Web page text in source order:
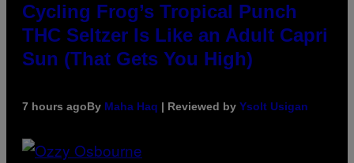
Cycling Frog’s Tropical Punch
THC Seltzer Is Like an Adult Capri
Sun (That Gets You High)
7 hours agoBy Maha Haq | Reviewed by Ysolt Usigan